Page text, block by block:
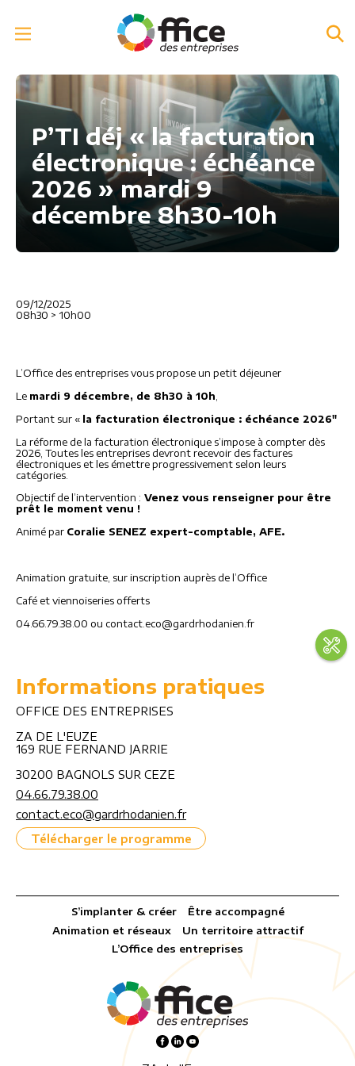
P’TI déj « la facturation
électronique : échéance
2026 » mardi 9
décembre 8h30-10h
09/12/2025
08h30 > 10h00
L’Office des entreprises vous propose un petit déjeuner
Le mardi 9 décembre, de 8h30 à 10h
Portant sur « la facturation électronique : échéance 2026″
La réforme de la facturation électronique s’impose à compter dès
2026, Toutes les entreprises devront recevoir des factures
électroniques et les émettre progressivement selon leurs
catégories.
Objectif de l’intervention : Venez vous renseigner pour être
prêt le moment venu !
Animé par Coralie SENEZ expert-comptable, AFE.
Animation gratuite, sur inscription auprès de l’Office
Café et viennoiseries offerts
04.66.79.38.00 ou contact.eco@gardrhodanien.fr
Informations pratiques
OFFICE DES ENTREPRISES
ZA DE L'EUZE
169 RUE FERNAND JARRIE
30200 BAGNOLS SUR CEZE
04.66.79.38.00
contact.eco@gardrhodanien.fr
Télécharger le programme
S’implanter & créer
Être accompagné
Animation et réseaux
Un territoire attractif
L’Office des entreprises